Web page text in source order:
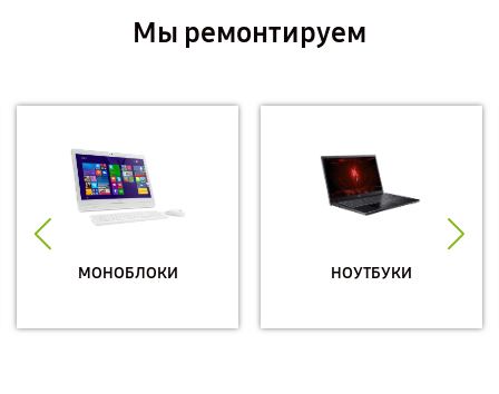
Мы ремонтируем
МОНОБЛОКИ НОУТБУКИ